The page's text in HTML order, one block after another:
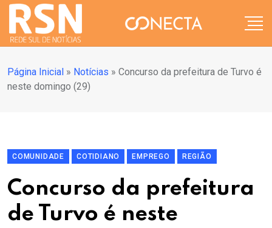
Página Inicial » Notícias » Concurso da prefeitura de Turvo é
neste domingo (29)
COMUNIDADE COTIDIANO EMPREGO REGIÃO
Concurso da prefeitura
de Turvo é neste